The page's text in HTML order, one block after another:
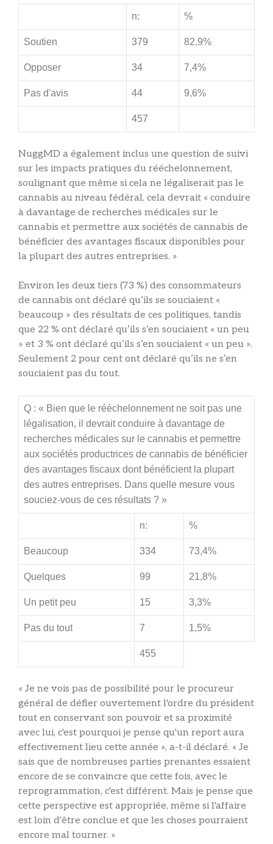
n: %
Soutien 379 82,9%
Opposer 34 7,4%
Pas d'avis 44 9,6%
457
NuggMD a également inclus une question de suivi
sur les impacts pratiques du rééchelonnement,
soulignant que même si cela ne légaliserait pas le
cannabis au niveau fédéral, cela devrait « conduire
à davantage de recherches médicales sur le
cannabis et permettre aux sociétés de cannabis de
bénéficier des avantages fiscaux disponibles pour
la plupart des autres entreprises. »
Environ les deux tiers (73 %) des consommateurs
de cannabis ont déclaré qu’ils se souciaient «
beaucoup » des résultats de ces politiques, tandis
que 22 % ont déclaré qu’ils s’en souciaient « un peu
» et 3 % ont déclaré qu’ils s’en souciaient « un peu ».
Seulement 2 pour cent ont déclaré qu’ils ne s’en
souciaient pas du tout.
Q : « Bien que le rééchelonnement ne soit pas une
légalisation, il devrait conduire à davantage de
recherches médicales sur le cannabis et permettre
aux sociétés productrices de cannabis de bénéficier
des avantages fiscaux dont bénéficient la plupart
des autres entreprises. Dans quelle mesure vous
souciez-vous de ces résultats ? »
n: %
Beaucoup 334 73,4%
Quelques 99 21,8%
Un petit peu 15 3,3%
Pas du tout 7 1,5%
455
« Je ne vois pas de possibilité pour le procureur
général de défier ouvertement l'ordre du président
tout en conservant son pouvoir et sa proximité
avec lui, c'est pourquoi je pense qu'un report aura
effectivement lieu cette année », a-t-il déclaré. « Je
sais que de nombreuses parties prenantes essaient
encore de se convaincre que cette fois, avec le
reprogrammation, c'est différent. Mais je pense que
cette perspective est appropriée, même si l'affaire
est loin d'être conclue et que les choses pourraient
encore mal tourner. »